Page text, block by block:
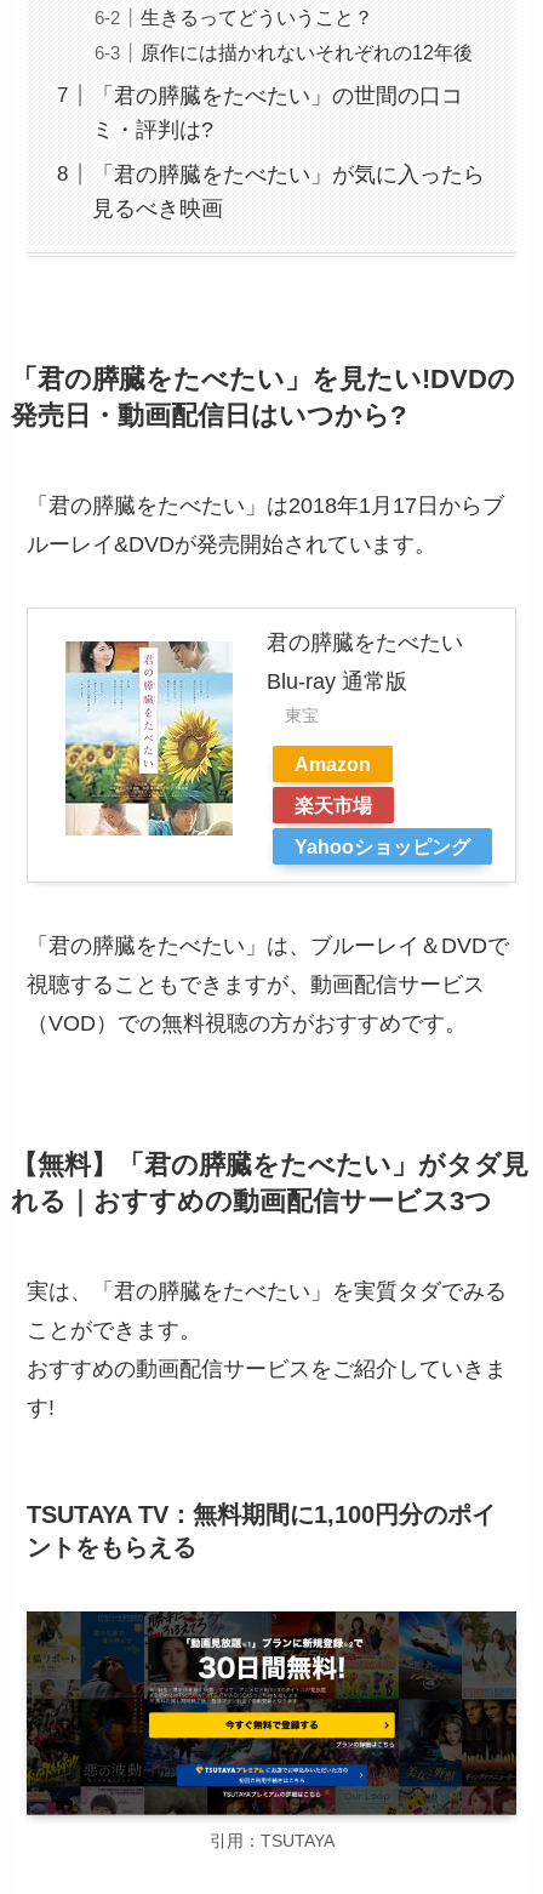
生きるってどういうこと？
原作には描かれないそれぞれの12年後
「君の膵臓をたべたい」の世間の口コ
ミ・評判は?
「君の膵臓をたべたい」が気に入ったら
見るべき映画
「君の膵臓をたべたい」を見たい!DVDの
発売日・動画配信日はいつから?
「君の膵臓をたべたい」は2018年1月17日からブ
ルーレイ&DVDが発売開始されています。
君の膵臓をたべたい
Blu-ray 通常版
東宝
Amazon
楽天市場
Yahooショッピング
「君の膵臓をたべたい」は、ブルーレイ＆DVDで
視聴することもできますが、動画配信サービス
（VOD）での無料視聴の方がおすすめです。
【無料】「君の膵臓をたべたい」がタダ見
れる｜おすすめの動画配信サービス3つ
実は、「君の膵臓をたべたい」を実質タダでみる
ことができます。
おすすめの動画配信サービスをご紹介していきま
す!
TSUTAYA TV：無料期間に1,100円分のポイ
ントをもらえる
引用：TSUTAYA